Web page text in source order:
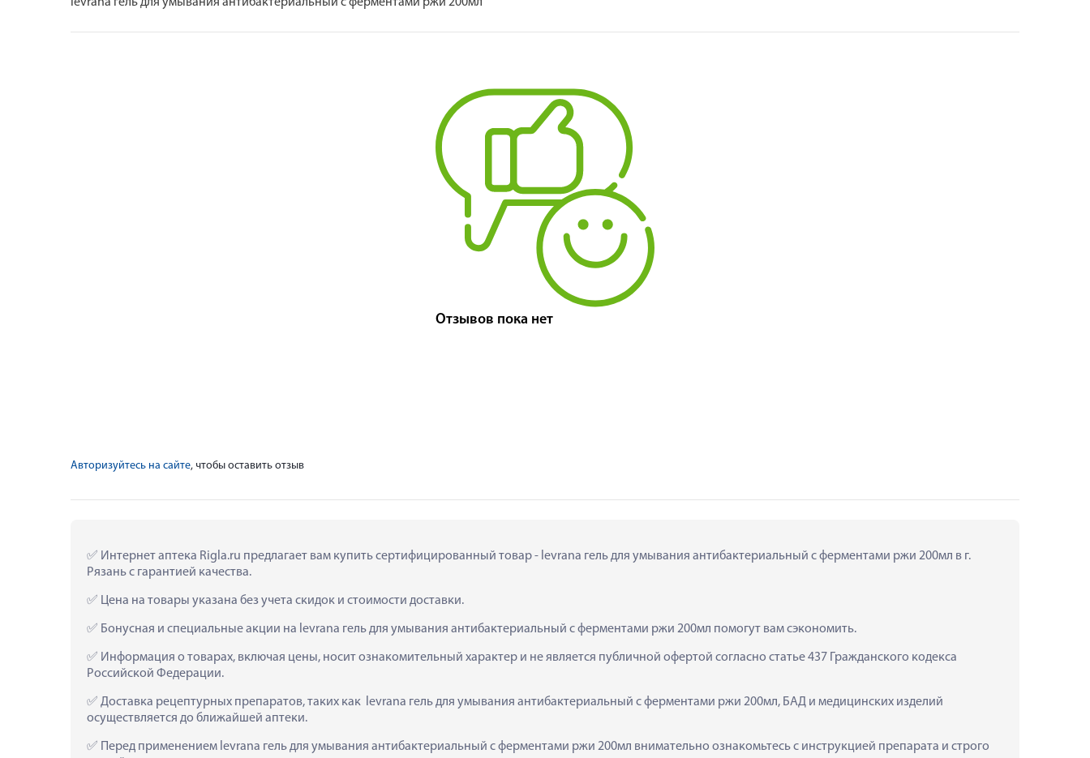
Отзывов пока нет
Авторизуйтесь на сайте, чтобы оставить отзыв
Интернет аптека Rigla.ru предлагает вам купить сертифицированный товар - levrana гель для умывания антибактериальный с ферментами ржи 200мл в г.
Рязань с гарантией качества.
Цена на товары указана без учета скидок и стоимости доставки.
Бонусная и специальные акции на levrana гель для умывания антибактериальный с ферментами ржи 200мл помогут вам сэкономить.
Информация о товарах, включая цены, носит ознакомительный характер и не является публичной офертой согласно статье 437 Гражданского кодекса
Российской Федерации.
Доставка рецептурных препаратов, таких как  levrana гель для умывания антибактериальный с ферментами ржи 200мл, БАД и медицинских изделий
осуществляется до ближайшей аптеки.
Перед применением levrana гель для умывания антибактериальный с ферментами ржи 200мл внимательно ознакомьтесь с инструкцией препарата и строго